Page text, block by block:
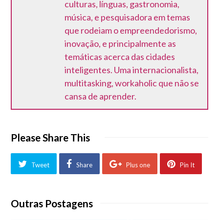
culturas, línguas, gastronomia,
música, e pesquisadora em temas
que rodeiam o empreendedorismo,
inovação, e principalmente as
temáticas acerca das cidades
inteligentes. Uma internacionalista,
multitasking, workaholic que não se
cansa de aprender.
Please Share This
Tweet Share Plus one Pin It
Outras Postagens